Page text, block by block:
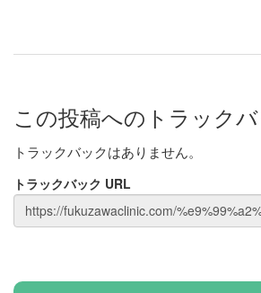
この投稿へのトラック
トラックバックはありません。
トラックバック URL